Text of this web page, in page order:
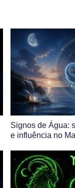
Signos de Água:
e influência no